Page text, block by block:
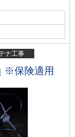
ナ工事
※保険適用